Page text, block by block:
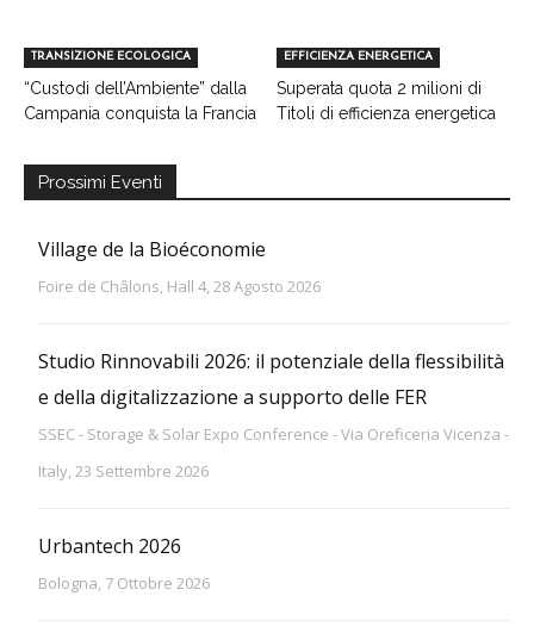
TRANSIZIONE ECOLOGICA
“Custodi dell’Ambiente” dalla
Campania conquista la Francia
EFFICIENZA ENERGETICA
Superata quota 2 milioni di
Titoli di efficienza energetica
Prossimi Eventi
Village de la Bioéconomie
Foire de Châlons, Hall 4, 28 Agosto 2026
Studio Rinnovabili 2026: il potenziale della flessibilità
e della digitalizzazione a supporto delle FER
SSEC - Storage & Solar Expo Conference - Via Oreficeria Vicenza -
Italy, 23 Settembre 2026
Urbantech 2026
Bologna, 7 Ottobre 2026